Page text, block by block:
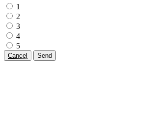
1
2
3
4
5
Cancel Send